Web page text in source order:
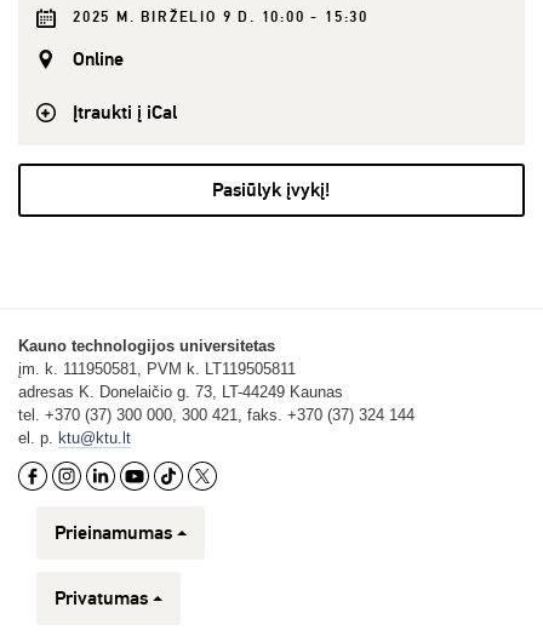
2025 M. BIRŽELIO 9 D. 10:00 - 15:30
Online
Įtraukti į iCal
Pasiūlyk įvykį!
Kauno technologijos universitetas
įm. k. 111950581, PVM k. LT119505811
adresas K. Donelaičio g. 73, LT-44249 Kaunas
tel. +370 (37) 300 000, 300 421, faks. +370 (37) 324 144
el. p. ktu@ktu.lt
Prieinamumas
Privatumas